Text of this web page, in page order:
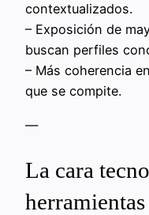
contextualizados.
– Exposición de
buscan perfiles
– Más coherencia
que se compite.
—
La cara